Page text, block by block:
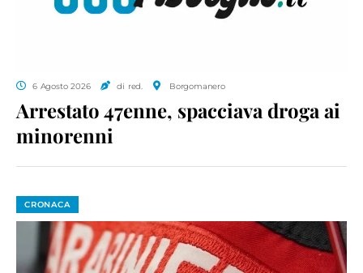
6 Agosto 2026 di red. Borgomanero
Arrestato 47enne, spacciava droga ai
minorenni
CRONACA